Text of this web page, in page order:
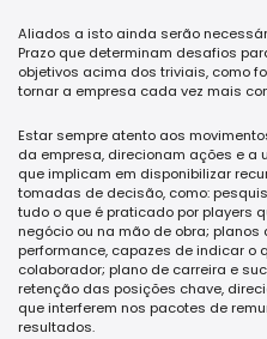
Aliados a isto ainda serão
Prazo que determinam desafios
objetivos acima dos triviais, como
tornar a empresa cada vez mais
Estar sempre atento aos
da empresa, direcionam ações e
que implicam em disponibilizar
tomadas de decisão, como:
tudo o que é praticado por players
negócio ou na mão de obra;
performance, capazes de indicar o
colaborador; plano de carreira e
retenção das posições chave,
que interferem nos pacotes de
resultados.